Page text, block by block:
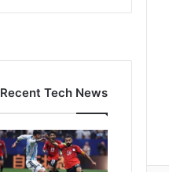
Recent Tech News